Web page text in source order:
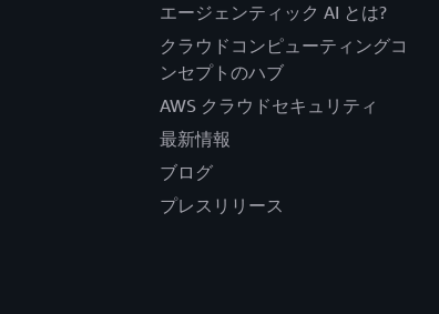
エージェンティック AI とは?
クラウドコンピューティングコ
ンセプトのハブ
AWS クラウドセキュリティ
最新情報
ブログ
プレスリリース